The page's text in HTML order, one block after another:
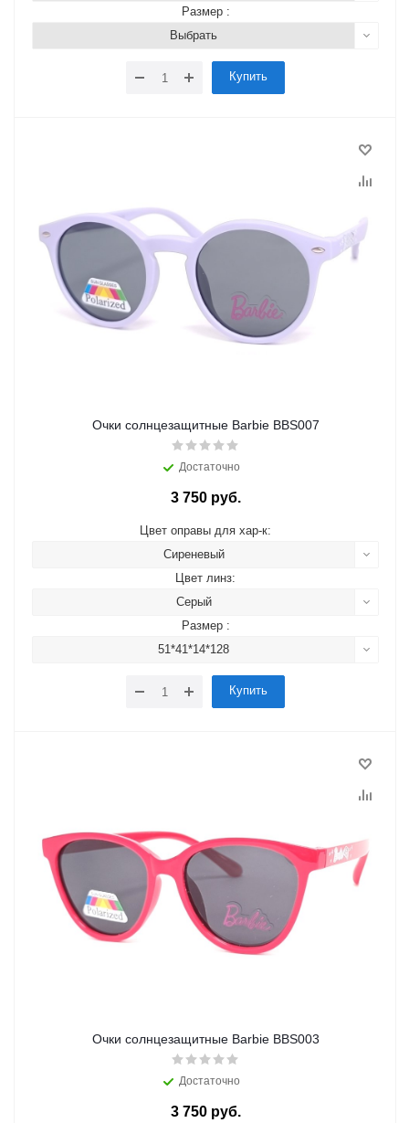
Размер :
Выбрать
Купить
Очки солнцезащитные Barbie BBS007
Достаточно
3 750 руб.
Цвет оправы для хар-к:
Сиреневый
Цвет линз:
Серый
Размер :
51*41*14*128
Купить
Очки солнцезащитные Barbie BBS003
Достаточно
3 750 руб.